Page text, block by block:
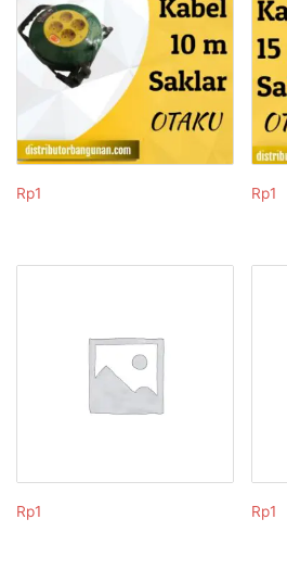
Rp1 Rp1
Rp1 Rp1